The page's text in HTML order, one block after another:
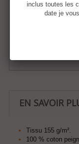
Ajouter au
Ajouter à
EN SAVOIR
Tissu 155 g/m².
100 % coton
inclus toutes les
date je